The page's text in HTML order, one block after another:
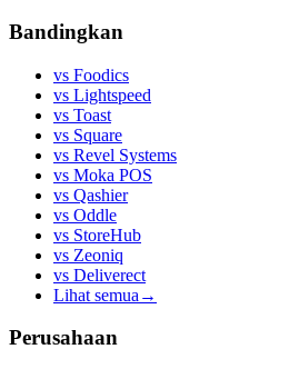
Bandingkan
vs Foodics
vs Lightspeed
vs Toast
vs Square
vs Revel Systems
vs Moka POS
vs Qashier
vs Oddle
vs StoreHub
vs Zeoniq
vs Deliverect
Lihat semua →
Perusahaan